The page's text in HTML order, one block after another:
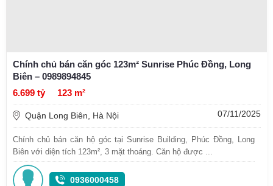
Chính chủ bán căn góc 123m² Sunrise Phúc Đồng, Long
Biên – 0989894845
6.699 tỷ
123 m²
Quận Long Biên, Hà Nội 07/11/2025
Chính chủ bán căn hộ góc tại Sunrise Building, Phúc Đồng, Long
Biên với diện tích 123m², 3 mặt thoáng. Căn hộ được ...
0936000458